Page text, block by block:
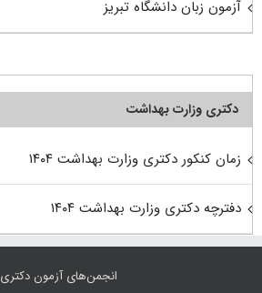
آزمون زبان دانشگاه تبریز
دکتری وزارت بهداشت
زمان کنکور دکتری وزارت بهداشت ۱۴۰۴
دفترچه دکتری وزارت بهداشت ۱۴۰۴
انجمن‌های آزمون دکتری